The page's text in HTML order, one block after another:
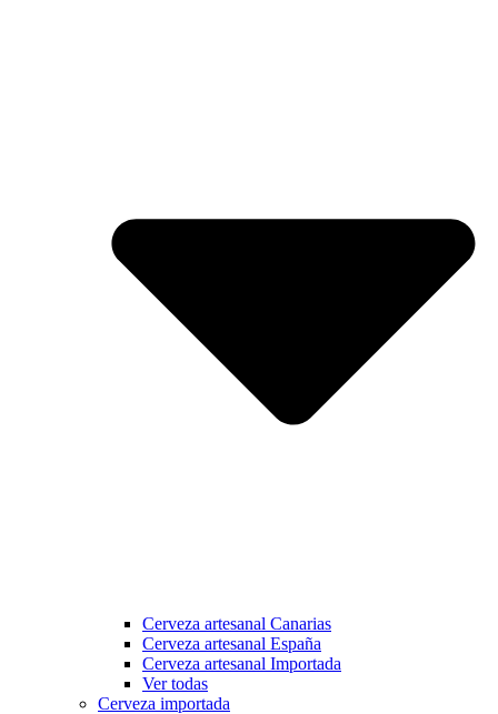
Cerveza artesanal Canarias
Cerveza artesanal España
Cerveza artesanal Importada
Ver todas
Cerveza importada